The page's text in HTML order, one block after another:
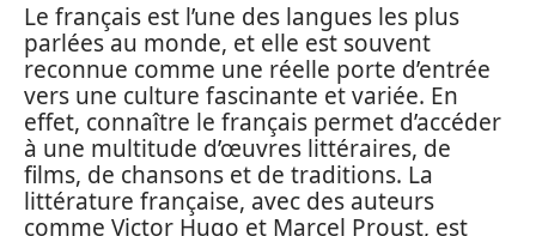
Le français est l’une des langues les plus
parlées au monde, et elle est souvent
reconnue comme une réelle porte d’entrée
vers une culture fascinante et variée. En
effet, connaître le français permet d’accéder
à une multitude d’œuvres littéraires, de
films, de chansons et de traditions. La
littérature française, avec des auteurs
comme Victor Hugo et Marcel Proust, est